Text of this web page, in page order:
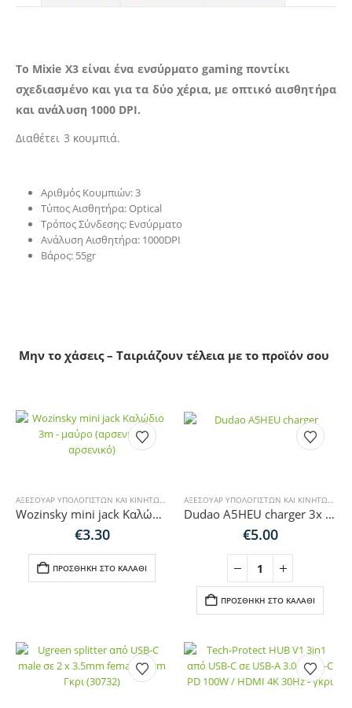
To Mixie X3 είναι ένα ενσύρματο gaming ποντίκι
σχεδιασμένο και για τα δύο χέρια, με οπτικό αισθητήρα
και ανάλυση 1000 DPI.
Διαθέτει 3 κουμπιά.
Αριθμός Κουμπιών: 3
Τύπος Αισθητήρα: Optical
Τρόπος Σύνδεσης: Ενσύρματο
Ανάλυση Αισθητήρα: 1000DPI
Βάρος: 55gr
Μην το χάσεις – Ταιριάζουν τέλεια με το προϊόν σου
ΑΞΕΣΟΥΆΡ ΥΠΟΛΟΓΙΣΤΏΝ ΚΑΙ ΚΙΝΗΤΏΝ ΚΑΛΏΔΙΑ ΉΧΟΥ-HDMI-ΔΙΚΤΎΟΥ
Wozinsky mini jack Καλώδιο 3m – μαύρο (αρσενικό-αρσενικό)
€3.30
ΠΡΟΣΘΉΚΗ ΣΤΟ ΚΑΛΆΘΙ
ΑΞΕΣΟΥΆΡ ΥΠΟΛΟΓΙΣΤΏΝ ΚΑΙ ΚΙΝΗΤΏΝ
Dudao A5HEU charger 3x USB-A 1x USB-C PD20W – white
€5.00
ΠΡΟΣΘΉΚΗ ΣΤΟ ΚΑΛΆΘΙ